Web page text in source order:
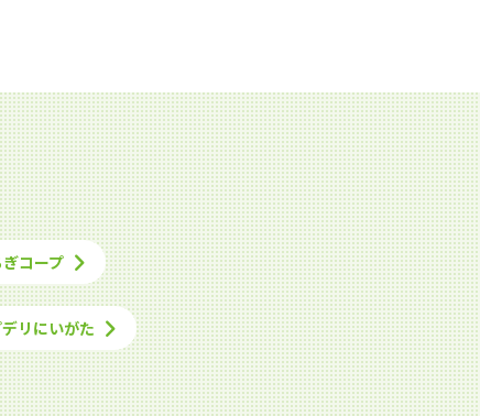
ぎコープ
リにいがた